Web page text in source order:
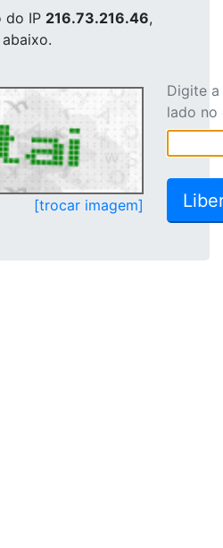
do IP 216.73.216.46,
[trocar imagem]
Digite
lado no